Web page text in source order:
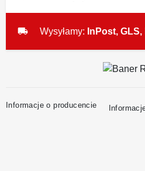
local_shipping Wysyłamy: InPost,
Informacje o producencie